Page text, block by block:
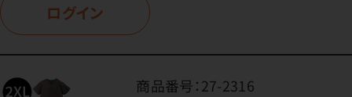
ログイン
商品番号：27-2316